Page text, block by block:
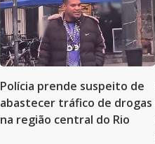
Polícia prende suspeito de
abastecer tráfico de drogas
na região central do Rio